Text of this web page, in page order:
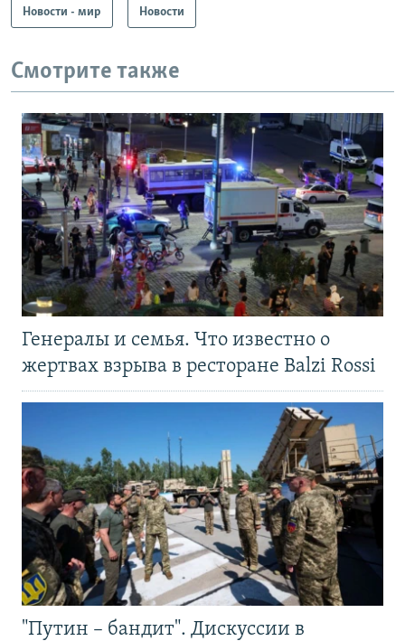
Новости - мир Новости
Смотрите также
Генералы и семья. Что известно о
жертвах взрыва в ресторане Balzi Rossi
"Путин – бандит". Дискуссии в